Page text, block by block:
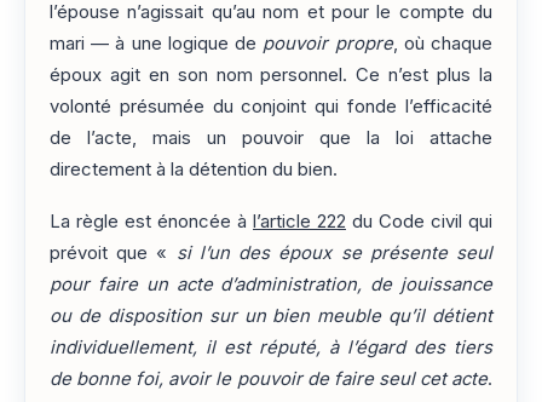
l’épouse n’agissait qu’au nom et pour le compte du
mari — à une logique de pouvoir propre, où chaque
époux agit en son nom personnel. Ce n’est plus la
volonté présumée du conjoint qui fonde l’efficacité
de l’acte, mais un pouvoir que la loi attache
directement à la détention du bien.
La règle est énoncée à l’article 222 du Code civil qui
prévoit que « si l’un des époux se présente seul
pour faire un acte d’administration, de jouissance
ou de disposition sur un bien meuble qu’il détient
individuellement, il est réputé, à l’égard des tiers
de bonne foi, avoir le pouvoir de faire seul cet acte.